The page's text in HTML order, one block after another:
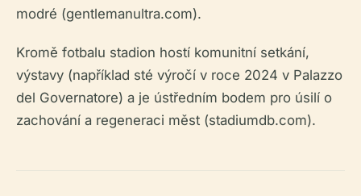
modré (gentlemanultra.com).
Kromě fotbalu stadion hostí komunitní setkání,
výstavy (například sté výročí v roce 2024 v Palazzo
del Governatore) a je ústředním bodem pro úsilí o
zachování a regeneraci měst (stadiumdb.com).